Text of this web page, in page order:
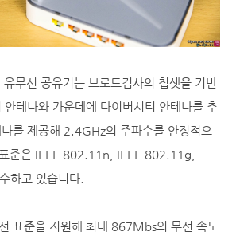
무선 공유기는 브로드컴사의 칩셋을 기반
테나와 가운데에 다이버시티 안테나를 추
를 제공해 2.4GHz의 주파수를 안정적으
준은 IEEE 802.11n, IEEE 802.11g,
하고 있습니다.
표준을 지원해 최대 867Mbs의 무선 속도